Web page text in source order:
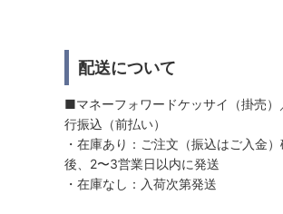
配送について
■マネーフォワードケッサイ（掛売）
行振込（前払い）
・在庫あり：ご注文（振込はご入金
後、2〜3営業日以内に発送
・在庫なし：入荷次第発送